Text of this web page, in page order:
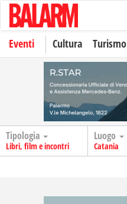
Eventi Cultura Turismo
Tipologia
Libri, film e incontri
Luogo
Catania